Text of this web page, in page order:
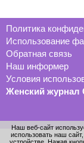
Политика
Использование
Обратная связь
Наш информер
Условия
Женский журнал
Наш веб-сайт
использовать наш